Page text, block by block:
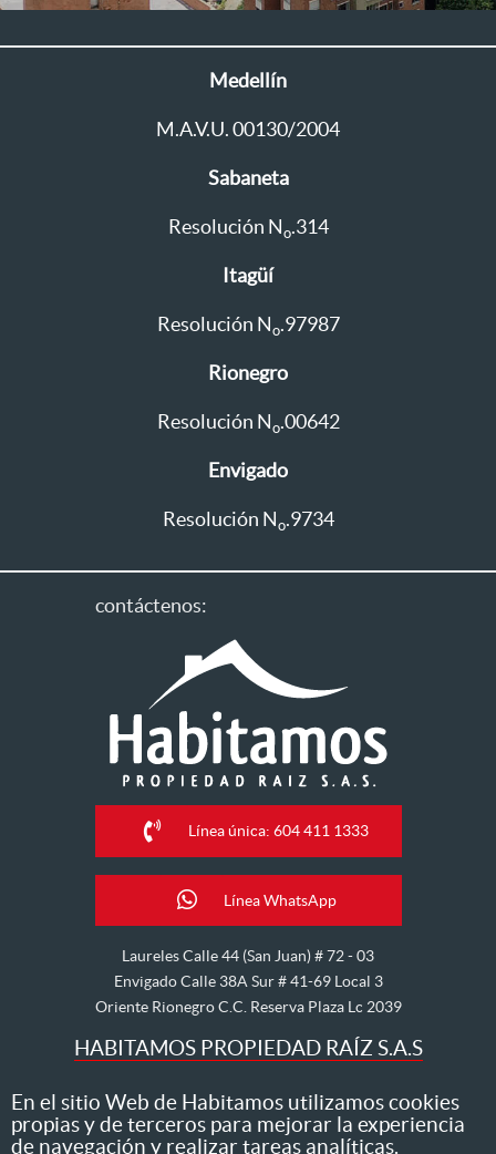
Medellín
M.A.V.U. 00130/2004
Sabaneta
Resolución N o.314
Itagüí
Resolución N o.97987
Rionegro
Resolución N o.00642
Envigado
Resolución N o.9734
contáctenos:
Línea única: 604 411 1333
Línea WhatsApp
Laureles Calle 44 (San Juan) # 72 - 03
Envigado Calle 38A Sur # 41-69 Local 3
Oriente Rionegro C.C. Reserva Plaza Lc 2039
HABITAMOS PROPIEDAD RAÍZ S.A.S
Nos dedicamos al arriendo, venta, hipoteca, avalúo y
administración de inmuebles
En el sitio Web de Habitamos utilizamos cookies
propias y de terceros para mejorar la experiencia
de navegación y realizar tareas analíticas.